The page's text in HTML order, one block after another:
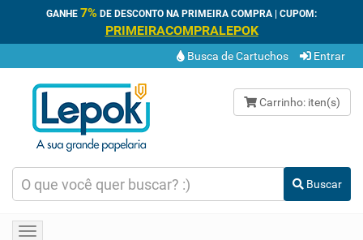
GANHE 7% DE DESCONTO NA PRIMEIRA COMPRA | CUPOM:
PRIMEIRACOMPRALEPOK
Busca de Cartuchos Entrar
Carrinho: iten(s)
Buscar
Toggle